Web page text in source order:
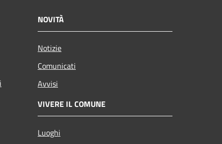
NOVITÀ
Notizie
Comunicati
Avvisi
VIVERE IL COMUNE
Luoghi